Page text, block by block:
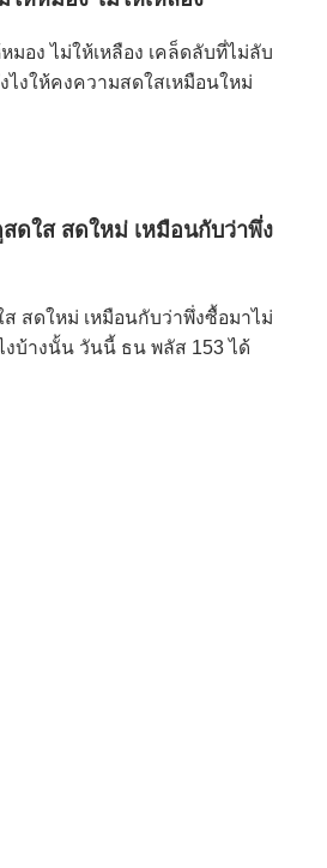
มอง ไม่ให้เหลือง เคล็ดลับที่ไม่ลับ
ไงให้คงความสดใสเหมือนใหม่
ดใส สดใหม่ เหมือนกับว่าพึ่ง
สดใหม่ เหมือนกับว่าพึ่งซื้อมาไม่
งบ้างนั้น วันนี้ ธน พลัส 153 ได้